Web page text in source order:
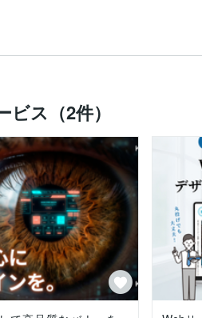
ージやランディングページのデザイ
において、いちばん大切なのは**「伝
グを通してお客様の「悩み」や「課
決につながるシンプルで丁寧なデザイ
の商品やサービスの魅力を、
心にまっすぐ届く形で表現できるよう
とつの案件に誠実に向き合っていま
ビス
ビス（2件）